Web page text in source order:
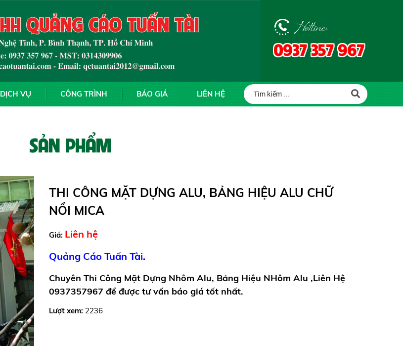
Hotline:
0937 357 967
DỊCH VỤ CÔNG TRÌNH BÁO GIÁ LIÊN HỆ
SẢN PHẨM
THI CÔNG MẶT DỰNG ALU, BẢNG HIỆU ALU CHỮ
NỔI MICA
Giá: Liên hệ
Quảng Cáo Tuấn Tài.
Chuyên Thi Công Mặt Dựng Nhôm Alu, Bảng Hiệu NHôm Alu ,Liên Hệ
0937357967 để được tư vấn báo giá tốt nhất.
Lượt xem: 2236